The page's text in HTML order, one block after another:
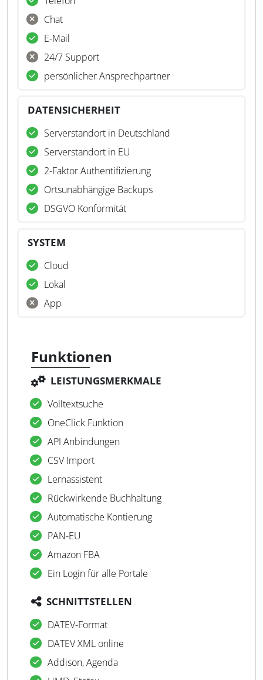
Chat
E-Mail
24/7 Support
persönlicher Ansprechpartner
DATENSICHERHEIT
Serverstandort in Deutschland
Serverstandort in EU
2-Faktor Authentifizierung
Ortsunabhängige Backups
DSGVO Konformität
SYSTEM
Cloud
Lokal
App
Funktionen
LEISTUNGSMERKMALE
Volltextsuche
OneClick Funktion
API Anbindungen
CSV Import
Lernassistent
Rückwirkende Buchhaltung
Automatische Kontierung
PAN-EU
Amazon FBA
Ein Login für alle Portale
SCHNITTSTELLEN
DATEV-Format
DATEV XML online
Addison, Agenda